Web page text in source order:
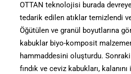
OTTAN teknolojisi burada
tedarik edilen atıklar temizlendi
Öğütülen ve granül boyutlarına
kabuklar biyo-komposit
hammaddesini oluşturdu. Sonraki
fındık ve ceviz kabukları,